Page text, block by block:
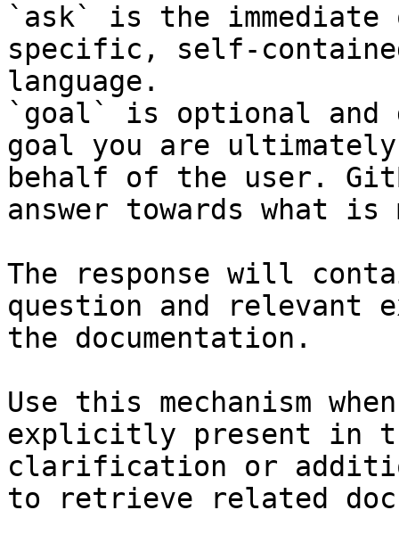
`ask` is the
specific, self-
language.
`goal` is optional and
goal you are
behalf of the user.
answer towards what
The response will
question and relevant
the documentation.
Use this mechanism
explicitly present in
clarification or